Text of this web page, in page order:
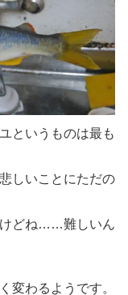
というものは最も
しいことにただの
けどね……難しいん
変わるようです。